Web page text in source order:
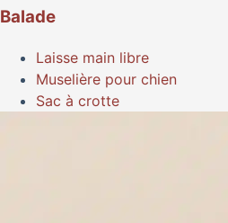
Balade
Laisse main libre
Muselière pour chien
Sac à crotte